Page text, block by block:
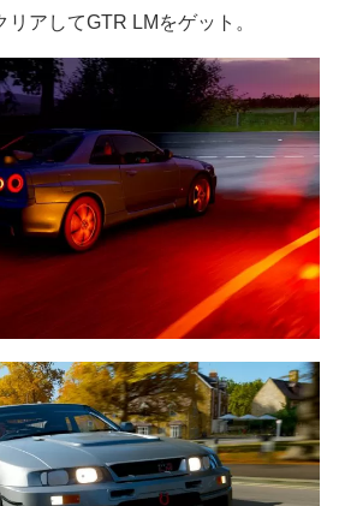
アしてGTR LMをゲット。